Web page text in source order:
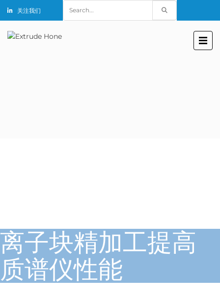
关注我们
for:
离子块精加工提高
质谱仪性能